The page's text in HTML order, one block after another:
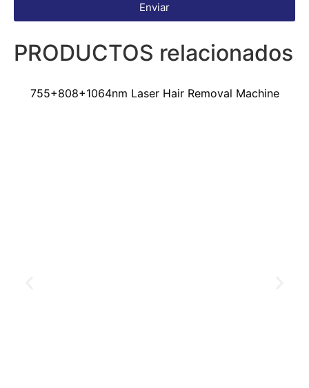
Enviar
PRODUCTOS relacionados
755+808+1064nm Laser Hair Removal Machine